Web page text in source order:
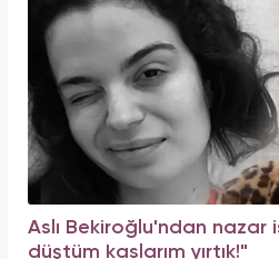
Aslı Bekiroğlu'ndan nazar
düştüm kaslarım yırtık!"